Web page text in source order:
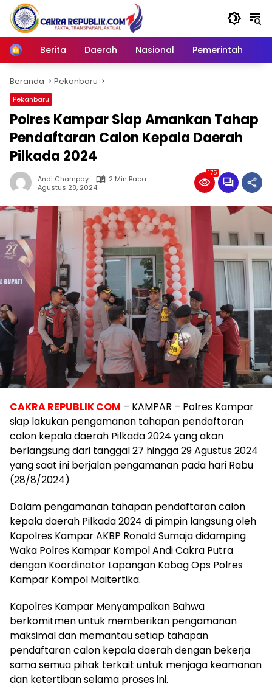
Langsung
konten
Home
Berita Daerah Nasional Pemerintah
Beranda Pekanbaru
Pekanbaru
Polres Kampar Siap Amankan Tahap
Pendaftaran Calon Kepala Daerah
Pilkada 2024
Andi Champay
2 Min Baca
Agustus 28, 2024
175
CAKRA REPUBLIK COM – KAMPAR – Polres Kampar
siap lakukan pengamanan tahapan pendaftaran
calon kepala daerah Pilkada 2024 yang akan
berlangsung dari tanggal 27 hingga 29 Agustus 2024
yang saat ini berjalan pengamanan pada hari Rabu
(28/8/2024)
Dalam pengamanan tahapan pendaftaran calon
kepala daerah Pilkada 2024 di pimpin langsung oleh
Kapolres Kampar AKBP Ronald Sumaja didamping
Waka Polres Kampar Kompol Andi Cakra Putra
dengan Koordinator Lapangan Kabag Ops Polres
Kampar Kompol Maitertika.
Kapolres Kampar Menyampaikan Bahwa
berkomitmen untuk memberikan pengamanan
maksimal dan memantau setiap tahapan
pendaftaran calon kepala daerah dengan bekerja
sama semua pihak terkait untuk menjaga keamanan
dan ketertiban selama proses ini.